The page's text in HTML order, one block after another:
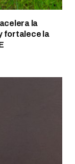
la
fortalece la